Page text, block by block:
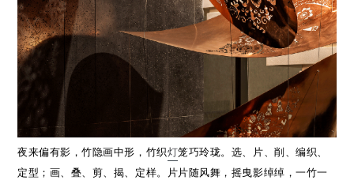
夜来偏有影，竹隐画中形，竹织灯笼巧玲珑。选、片、削、编织、
定型；画、叠、剪、揭、定样。片片随风舞，摇曳影绰绰，一竹一